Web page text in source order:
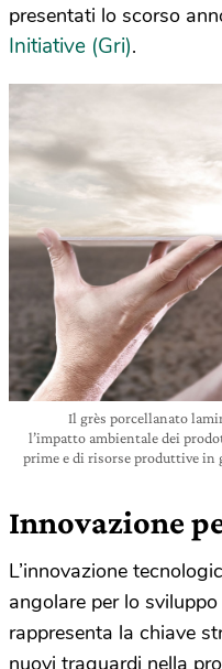
presentati lo scorso
Initiative (Gri).
Il grès porcellanato
l’impatto ambientale dei
prime e di risorse produttive in
Innovazione
L’innovazione
angolare per lo
rappresenta la chiave
nuovi traguardi nella